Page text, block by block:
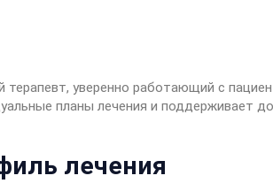
терапевт, уверенно работающий с
планы лечения и поддерживает
лечения